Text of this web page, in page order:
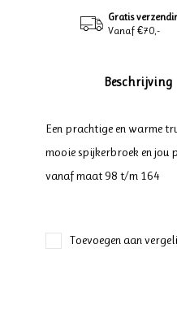
Gratis
Vanaf €70,-
Beschrijving
Een prachtige en warme
mooie spijkerbroek en jou
vanaf maat 98 t/m 164
Toevoegen aan